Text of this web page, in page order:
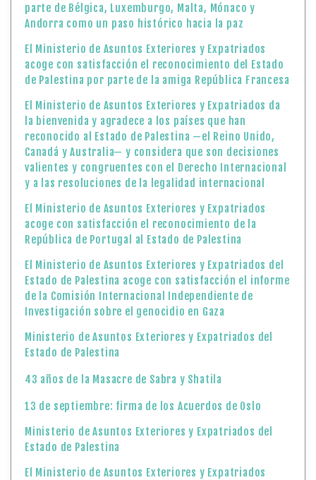
parte de Bélgica, Luxemburgo, Malta, Mónaco y
Andorra como un paso histórico hacia la paz
El Ministerio de Asuntos Exteriores y Expatriados
acoge con satisfacción el reconocimiento del Estado
de Palestina por parte de la amiga República Francesa
El Ministerio de Asuntos Exteriores y Expatriados da
la bienvenida y agradece a los países que han
reconocido al Estado de Palestina —el Reino Unido,
Canadá y Australia— y considera que son decisiones
valientes y congruentes con el Derecho Internacional
y a las resoluciones de la legalidad internacional
El Ministerio de Asuntos Exteriores y Expatriados
acoge con satisfacción el reconocimiento de la
República de Portugal al Estado de Palestina
El Ministerio de Asuntos Exteriores y Expatriados del
Estado de Palestina acoge con satisfacción el informe
de la Comisión Internacional Independiente de
Investigación sobre el genocidio en Gaza
Ministerio de Asuntos Exteriores y Expatriados del
Estado de Palestina
43 años de la Masacre de Sabra y Shatila
13 de septiembre: firma de los Acuerdos de Oslo
Ministerio de Asuntos Exteriores y Expatriados del
Estado de Palestina
El Ministerio de Asuntos Exteriores y Expatriados